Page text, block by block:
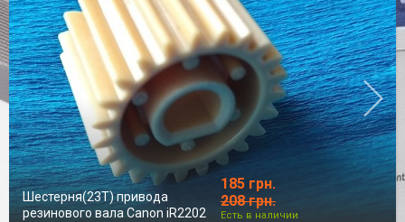
Шестерня(23T) привода
резинового вала Canon iR2202
185 грн.
208 грн.
Есть в наличии